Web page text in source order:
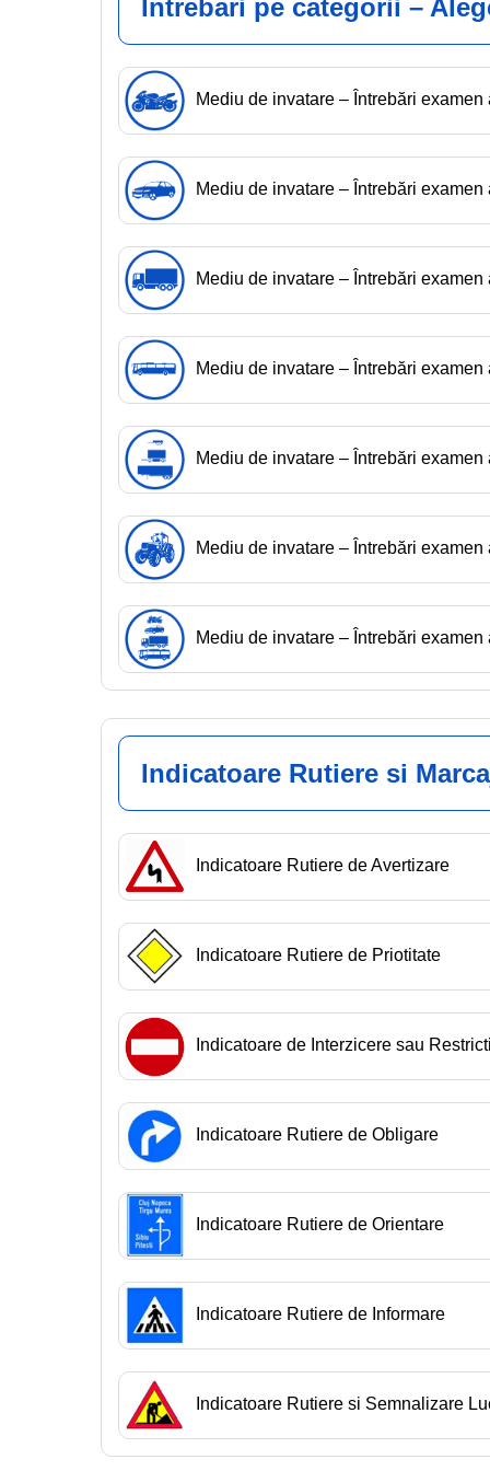
(2) Polițistul care dirijează circulația poate
ocolească prin partea sa stângă sau dreaptă,
(3) La efectuarea comenzilor prevăzute la alin.
Intrebari pe categorii –
Mediu de invatare – Întrebări
Mediu de invatare – Întrebări
Mediu de invatare – Întrebări
Mediu de invatare – Întrebări
Mediu de invatare – Întrebări
Mediu de invatare – Întrebări
Mediu de invatare – Întrebări
Indicatoare Rutiere si
Indicatoare Rutiere de Avertizare
Indicatoare Rutiere de Priotitate
Indicatoare de Interzicere sau
Indicatoare Rutiere de Obligare
Indicatoare Rutiere de Orientare
Indicatoare Rutiere de Informare
Indicatoare Rutiere si Semnalizare